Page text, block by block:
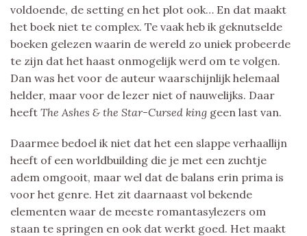
voldoende, de setting en het plot ook… En dat maakt
het boek niet te complex. Te vaak heb ik geknutselde
boeken gelezen waarin de wereld zo uniek probeerde
te zijn dat het haast onmogelijk werd om te volgen.
Dan was het voor de auteur waarschijnlijk helemaal
helder, maar voor de lezer niet of nauwelijks. Daar
heeft The Ashes & the Star-Cursed king geen last van.
Daarmee bedoel ik niet dat het een slappe verhaallijn
heeft of een worldbuilding die je met een zuchtje
adem omgooit, maar wel dat de balans erin prima is
voor het genre. Het zit daarnaast vol bekende
elementen waar de meeste romantasylezers om
staan te springen en ook dat werkt goed. Het maakt